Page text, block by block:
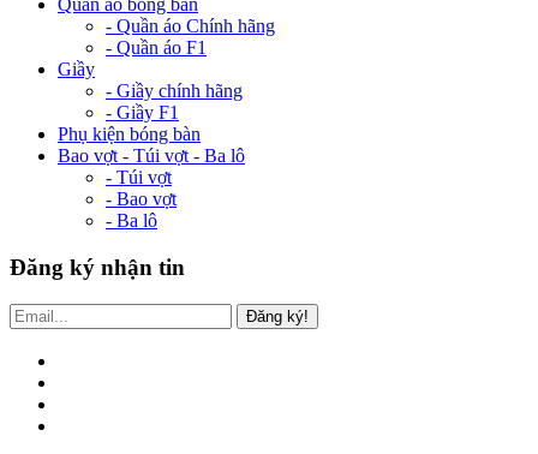
Quần áo bóng bàn
- Quần áo Chính hãng
- Quần áo F1
Giầy
- Giầy chính hãng
- Giầy F1
Phụ kiện bóng bàn
Bao vợt - Túi vợt - Ba lô
- Túi vợt
- Bao vợt
- Ba lô
Đăng ký nhận tin
Đăng ký!